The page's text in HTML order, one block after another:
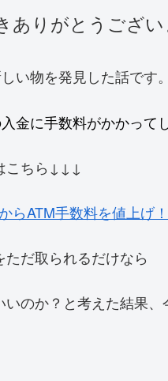
りがとうござい
い物を発見した話です。
金に手数料がかかって
こちら↓↓↓
らATM手数料を値上げ
だ取られるだけなら
のか？と考えた結果、